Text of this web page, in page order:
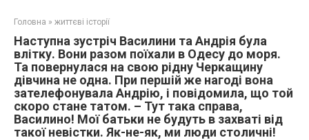
Головна » життєві історії
Наступна зустріч Василини та Андрія була
влітку. Вони разом поїхали в Одесу до моря.
Та повернулася на свою рідну Черкащину
дівчина не одна. При першій же нагоді вона
зателефонувала Андрію, і повідомила, що той
скоро стане татом. – Тут така справа,
Василино! Мої батьки не будуть в захваті від
такої невістки. Як-не-як, ми люди столичні!